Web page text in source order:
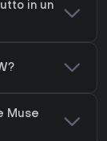
in un
Muse